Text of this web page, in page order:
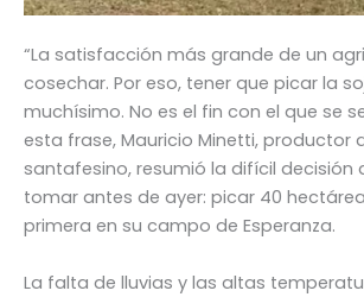
“La satisfacción más grande de un
cosechar. Por eso, tener que picar la
muchísimo. No es el fin con el que se
esta frase, Mauricio Minetti, productor
santafesino, resumió la difícil decisión
tomar antes de ayer: picar 40
primera en su campo de Esperanza.
La falta de lluvias y las altas